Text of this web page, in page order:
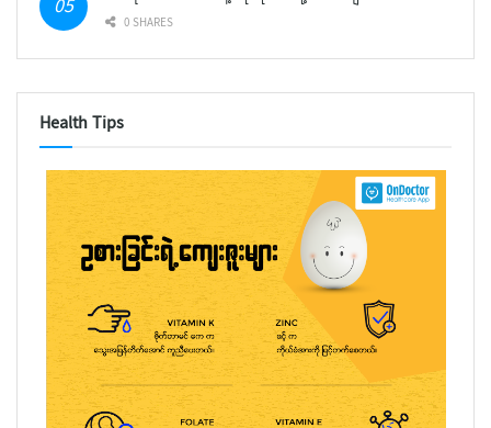
0 SHARES
Health Tips